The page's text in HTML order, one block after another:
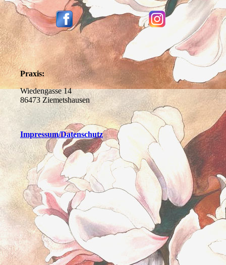
Praxis:
Wiedengasse 14
86473 Ziemetshausen
Impressum/Datenschutz